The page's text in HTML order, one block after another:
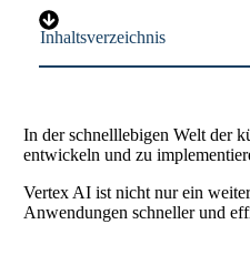
Inhaltsverzeichnis
In der schnelllebigen Welt der
entwickeln und zu
Vertex AI ist nicht nur ein
Anwendungen schneller und